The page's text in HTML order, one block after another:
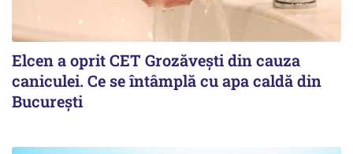
Elcen a oprit CET Grozăvești din cauza
caniculei. Ce se întâmplă cu apa caldă din
București